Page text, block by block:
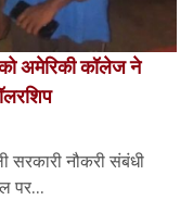
को अमेरिकी कॉलेज ने
सरकारी नौकरी संबंधी
पर...